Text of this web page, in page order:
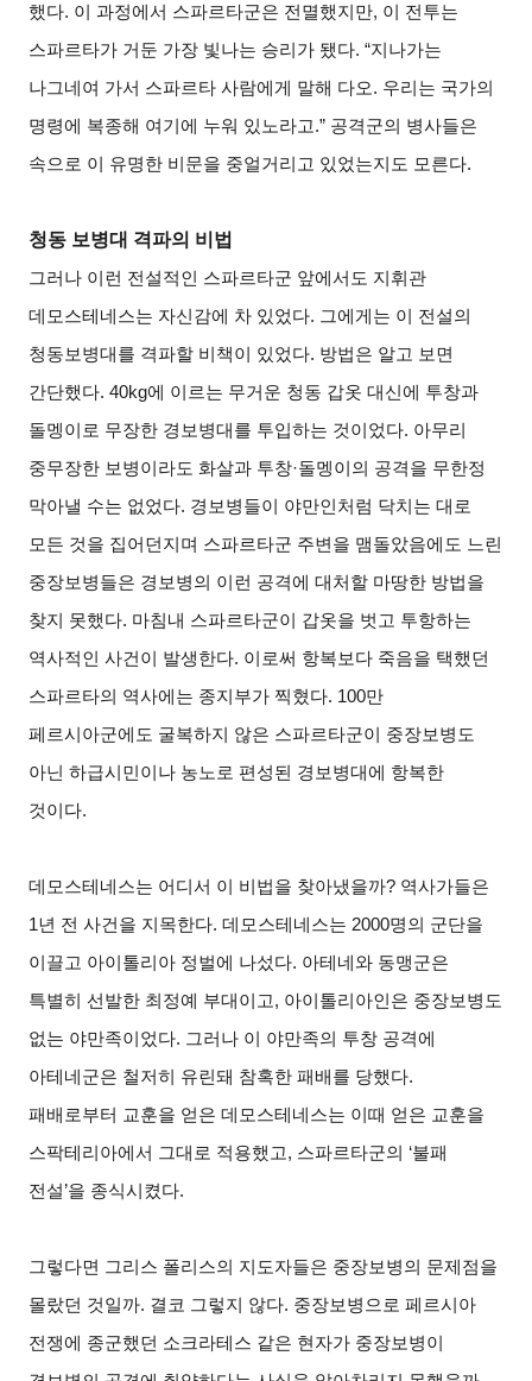
했다. 이 과정에서 스파르타군은 전멸했지만, 이 전투는
스파르타가 거둔 가장 빛나는 승리가 됐다. “지나가는
나그네여 가서 스파르타 사람에게 말해 다오. 우리는 국가의
명령에 복종해 여기에 누워 있노라고.” 공격군의 병사들은
속으로 이 유명한 비문을 중얼거리고 있었는지도 모른다.
청동 보병대 격파의 비법
그러나 이런 전설적인 스파르타군 앞에서도 지휘관
데모스테네스는 자신감에 차 있었다. 그에게는 이 전설의
청동보병대를 격파할 비책이 있었다. 방법은 알고 보면
간단했다. 40kg에 이르는 무거운 청동 갑옷 대신에 투창과
돌멩이로 무장한 경보병대를 투입하는 것이었다. 아무리
중무장한 보병이라도 화살과 투창·돌멩이의 공격을 무한정
막아낼 수는 없었다. 경보병들이 야만인처럼 닥치는 대로
모든 것을 집어던지며 스파르타군 주변을 맴돌았음에도 느린
중장보병들은 경보병의 이런 공격에 대처할 마땅한 방법을
찾지 못했다. 마침내 스파르타군이 갑옷을 벗고 투항하는
역사적인 사건이 발생한다. 이로써 항복보다 죽음을 택했던
스파르타의 역사에는 종지부가 찍혔다. 100만
페르시아군에도 굴복하지 않은 스파르타군이 중장보병도
아닌 하급시민이나 농노로 편성된 경보병대에 항복한
것이다.
데모스테네스는 어디서 이 비법을 찾아냈을까? 역사가들은
1년 전 사건을 지목한다. 데모스테네스는 2000명의 군단을
이끌고 아이톨리아 정벌에 나섰다. 아테네와 동맹군은
특별히 선발한 최정예 부대이고, 아이톨리아인은 중장보병도
없는 야만족이었다. 그러나 이 야만족의 투창 공격에
아테네군은 철저히 유린돼 참혹한 패배를 당했다.
패배로부터 교훈을 얻은 데모스테네스는 이때 얻은 교훈을
스팍테리아에서 그대로 적용했고, 스파르타군의 ‘불패
전설’을 종식시켰다.
그렇다면 그리스 폴리스의 지도자들은 중장보병의 문제점을
몰랐던 것일까. 결코 그렇지 않다. 중장보병으로 페르시아
전쟁에 종군했던 소크라테스 같은 현자가 중장보병이